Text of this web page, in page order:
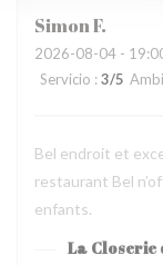
SimonF
2026-08-04 -
Servicio : 3/5
Bel endroit et
restaurant Bel
enfants.
La Closerie